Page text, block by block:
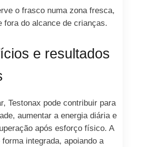
o frasco numa zona fresca,
fora do alcance de crianças.
e resultados
Testonax pode contribuir para
aumentar a energia diária e
após esforço físico. A
integrada, apoiando a